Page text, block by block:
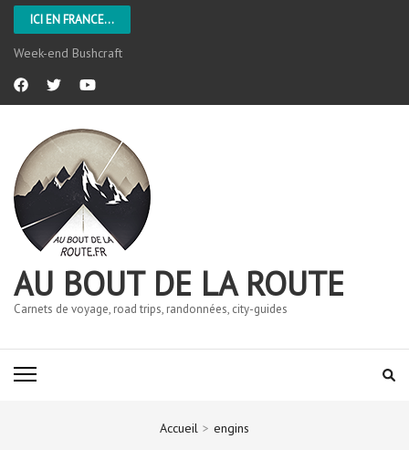
ICI EN FRANCE...
Week-end Bushcraft
AU BOUT DE LA ROUTE
Carnets de voyage, road trips, randonnées, city-guides
Accueil > engins